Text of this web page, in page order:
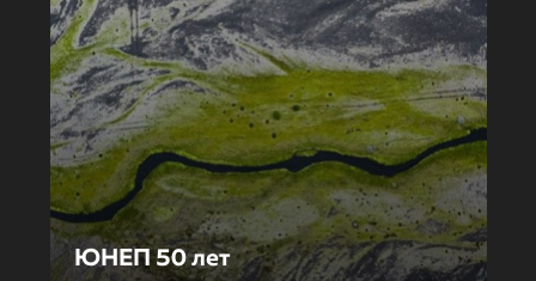
ЮНЕП 50 лет